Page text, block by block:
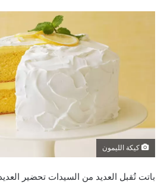
كيكة الليمون
باتت تُقبل العديد من السيدات تحضير